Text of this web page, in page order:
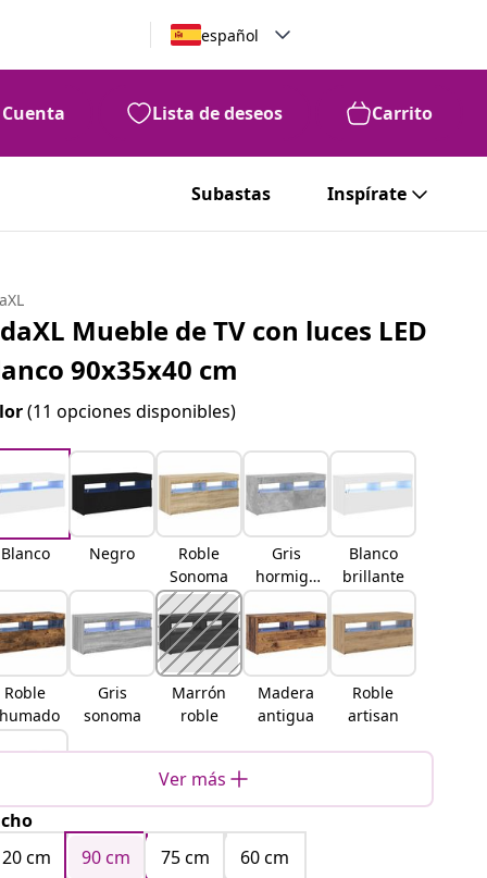
español
Cuenta Lista de deseos Carrito
Subastas Inspírate
Mueble de TV con luces LED
90x35x40 cm
(11 opciones disponibles)
Blanco Negro
Roble
Sonoma
Gris
hormigó
n
Blanco
brillante
Roble
Gris
sonoma
Marrón
roble
Madera
antigua
Roble
artisan
Roble
negro
Ver más
cm
90 cm 75 cm
60 cm